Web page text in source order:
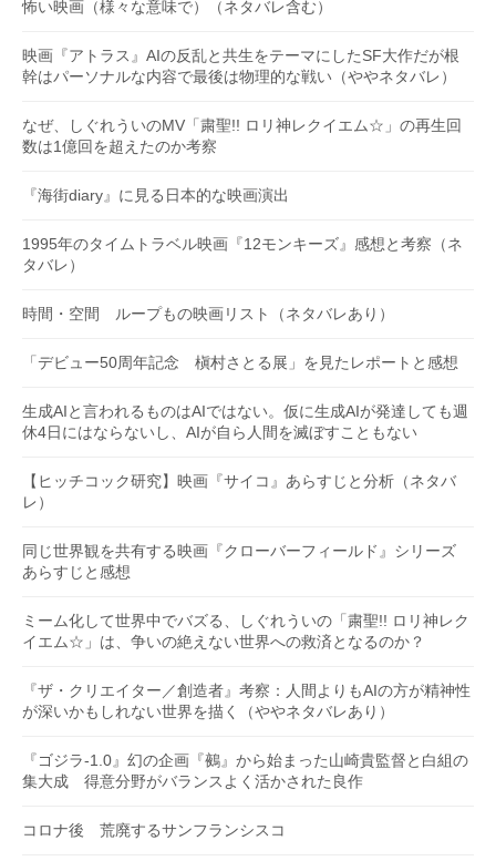
怖い映画（様々な意味で）（ネタバレ含む）
映画『アトラス』AIの反乱と共生をテーマにしたSF大作だが根
幹はパーソナルな内容で最後は物理的な戦い（ややネタバレ）
なぜ、しぐれういのMV「粛聖!! ロリ神レクイエム☆」の再生回
数は1億回を超えたのか考察
『海街diary』に見る日本的な映画演出
1995年のタイムトラベル映画『12モンキーズ』感想と考察（ネ
タバレ）
時間・空間 ループもの映画リスト（ネタバレあり）
「デビュー50周年記念 槇村さとる展」を見たレポートと感想
生成AIと言われるものはAIではない。仮に生成AIが発達しても週
休4日にはならないし、AIが自ら人間を滅ぼすこともない
【ヒッチコック研究】映画『サイコ』あらすじと分析（ネタバ
レ）
同じ世界観を共有する映画『クローバーフィールド』シリーズ
あらすじと感想
ミーム化して世界中でバズる、しぐれういの「粛聖!! ロリ神レク
イエム☆」は、争いの絶えない世界への救済となるのか？
『ザ・クリエイター／創造者』考察：人間よりもAIの方が精神性
が深いかもしれない世界を描く（ややネタバレあり）
『ゴジラ-1.0』幻の企画『鵺』から始まった山崎貴監督と白組の
集大成 得意分野がバランスよく活かされた良作
コロナ後 荒廃するサンフランシスコ